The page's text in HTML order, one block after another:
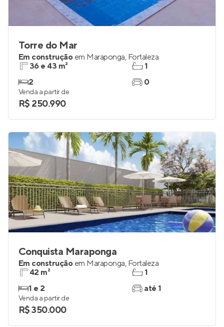
Torre do Mar
Em construção em Maraponga, Fortaleza
36 e 43 m²
2
1
0
Venda a partir de
R$ 250.990
Conquista Maraponga
Em construção em Maraponga, Fortaleza
42 m²
1 e 2
1
até 1
Venda a partir de
R$ 350.000